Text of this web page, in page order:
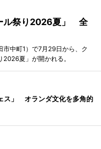
ル祭り2026夏」 全
中町1）で7月29日から、ク
夏」が開かれる。
ス」 オランダ文化を多角的